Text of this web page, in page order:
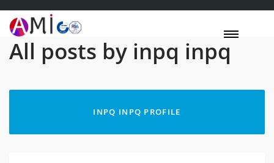
All posts by inpq inpq
INPQ INPQ PROFILE